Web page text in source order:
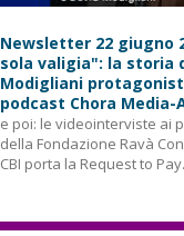
Newsletter 22 giugno
sola valigia": la storia
Modigliani
podcast Chora Media-
e poi: le videointerviste ai
della Fondazione Ravà
CBI porta la Request to